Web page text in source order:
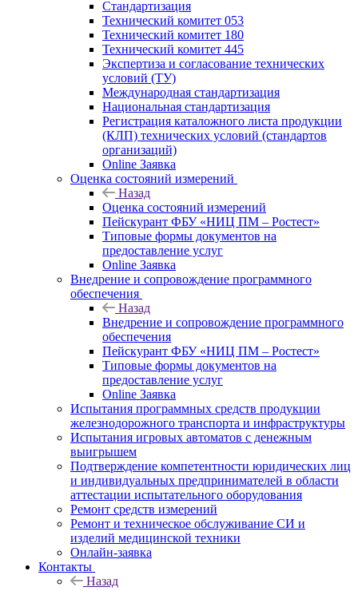
Стандартизация
Технический комитет 053
Технический комитет 180
Технический комитет 445
Экспертиза и согласование технических
условий (ТУ)
Международная стандартизация
Национальная стандартизация
Регистрация каталожного листа продукции
(КЛП) технических условий (стандартов
организаций)
Online Заявка
Оценка состояний измерений
Назад
Оценка состояний измерений
Пейскурант ФБУ «НИЦ ПМ – Ростест»
Типовые формы документов на
предоставление услуг
Online Заявка
Внедрение и сопровождение программного
обеспечения
Назад
Внедрение и сопровождение программного
обеспечения
Пейскурант ФБУ «НИЦ ПМ – Ростест»
Типовые формы документов на
предоставление услуг
Online Заявка
Испытания программных средств продукции
железнодорожного транспорта и инфраструктуры
Испытания игровых автоматов с денежным
выигрышем
Подтверждение компетентности юридических лиц
и индивидуальных предпринимателей в области
аттестации испытательного оборудования
Ремонт средств измерений
Ремонт и техническое обслуживание СИ и
изделий медицинской техники
Онлайн-заявка
Контакты
Назад